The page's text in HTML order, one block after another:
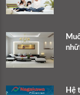
Hệ